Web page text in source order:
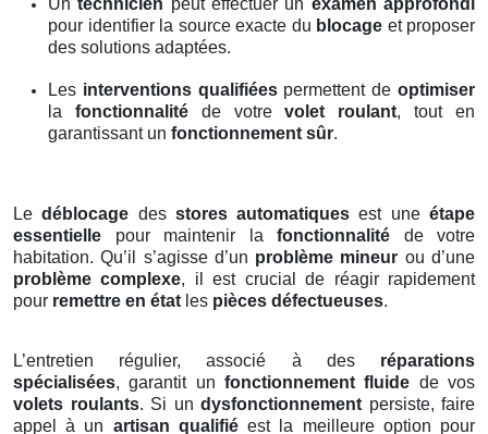
Untechnicien peut effectuer un examen approfondi
pour identifier la source exacte du blocage et proposer
des solutions adaptées.
Les interventions qualifiéespermettent deoptimiser
la fonctionnalitéde votrevolet roulant, tout en
garantissant un fonctionnement sûr.
Ledéblocage des stores automatiques est uneétape
essentielle pour maintenir la fonctionnalité de votre
habitation. Qu’il s’agisse d’un problème mineur ou d’une
problème complexe, il est crucial de réagir rapidement
pour remettre en état les pièces défectueuses.
L’entretien régulier, associé à des réparations
spécialisées, garantit un fonctionnement fluide de vos
volets roulants. Si un dysfonctionnement persiste, faire
appel à un artisan qualifiéest la meilleure option pour